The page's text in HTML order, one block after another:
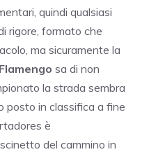
quindi qualsiasi
rigore, formato che
ma sicuramente la
Flamengo sa di non
la strada sembra
posto in classifica a fine
è
del cammino in